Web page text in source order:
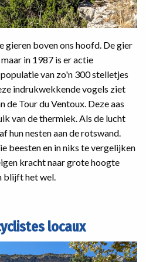
gieren boven ons hoofd. De gier
in 1987 is er actie
van zo'n 300 stelletjes
indrukwekkende vogels ziet
de Tour du Ventoux. Deze aas
van de thermiek. Als de lucht
hun nesten aan de rotswand.
beesten en in niks te vergelijken
kracht naar grote hoogte
blijft het wel.
locaux